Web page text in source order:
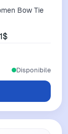
Bow Tie
Disponibile